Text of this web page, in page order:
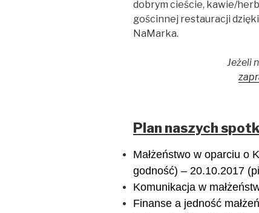
dobrym cieście, kawie/
gościnnej restauracji
NaMarka.
Jeżeli
Plan naszych
Małżeństwo w oparciu o
godność) – 20.10.2017
Komunikacja w
Finanse a jedność